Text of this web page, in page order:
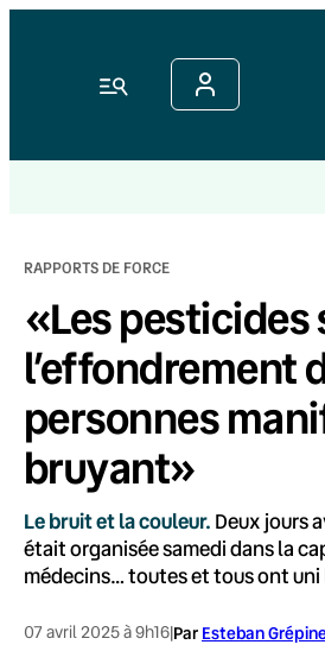
Menu
RAPPORTS DE FORCE
«Les pesticides
l’effondrement
personnes
bruyant»
Le bruit et la couleur. Deux jours
était organisée samedi dans la
médecins… toutes et tous ont
07 avril 2025 à 9h16|Par Esteban